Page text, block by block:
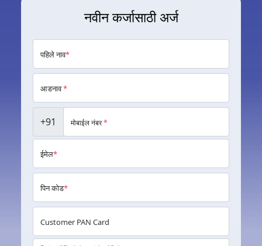
नवीन कर्जासाठी अर्ज
पहिले नाव*
आडनाव*
+91 मोबाईल नंबर*
ईमेल*
पिन कोड*
Customer PAN Card